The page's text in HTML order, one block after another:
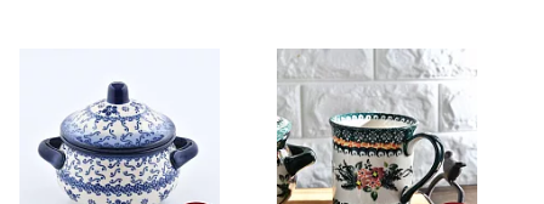
アリスJAPAN電子書籍写真集(40)
素人onlyプラム(40)
風車(110) 晨光出版社(109)
江西美術出版社(105)